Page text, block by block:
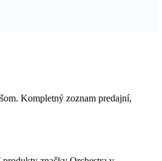
Kompletný zoznam predajní,